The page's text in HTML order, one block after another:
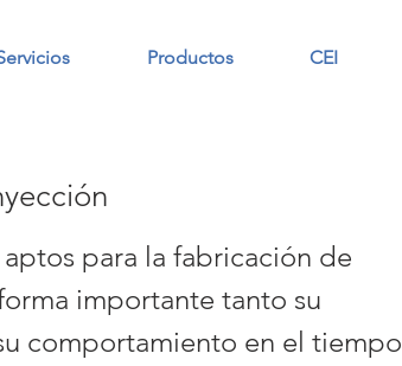
Productos CEI
para la fabricación de
importante tanto su
comportamiento en el tiempo